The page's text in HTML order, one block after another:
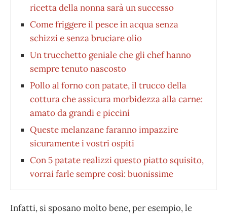
ricetta della nonna sarà un successo
Come friggere il pesce in acqua senza
schizzi e senza bruciare olio
Un trucchetto geniale che gli chef hanno
sempre tenuto nascosto
Pollo al forno con patate, il trucco della
cottura che assicura morbidezza alla carne:
amato da grandi e piccini
Queste melanzane faranno impazzire
sicuramente i vostri ospiti
Con 5 patate realizzi questo piatto squisito,
vorrai farle sempre così: buonissime
Infatti, si sposano molto bene, per esempio, le